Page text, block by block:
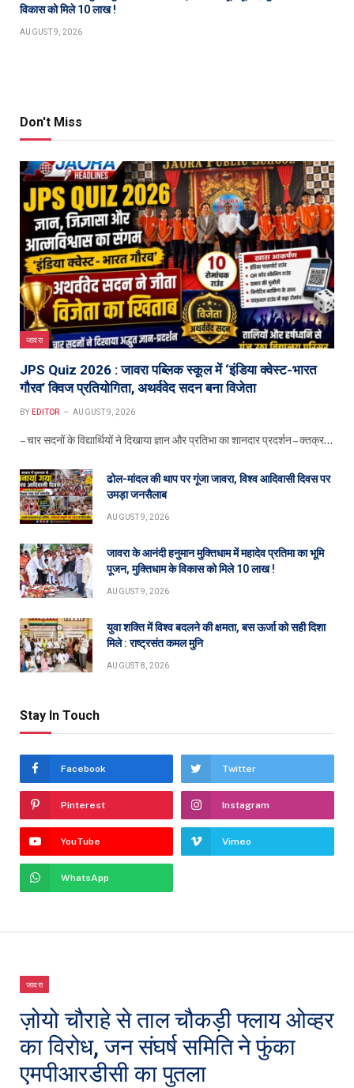
विकास को मिले 10 लाख !
AUGUST 9, 2026
Don't Miss
जावरा
JPS Quiz 2026 : जावरा पब्लिक स्कूल में ‘इंडिया क्वेस्ट-भारत
गौरव’ क्विज प्रतियोगिता, अथर्ववेद सदन बना विजेता
BY EDITOR AUGUST 9, 2026
– चार सदनों के विद्यार्थियों ने दिखाया ज्ञान और प्रतिभा का शानदार प्रदर्शन – क्तक्र…
ढोल-मांदल की थाप पर गूंजा जावरा, विश्व आदिवासी दिवस पर
उमड़ा जनसैलाब
AUGUST 9, 2026
जावरा के आनंदी हनुमान मुक्तिधाम में महादेव प्रतिमा का भूमि
पूजन, मुक्तिधाम के विकास को मिले 10 लाख !
AUGUST 9, 2026
युवा शक्ति में विश्व बदलने की क्षमता, बस ऊर्जा को सही दिशा
मिले : राष्ट्रसंत कमल मुनि
AUGUST 8, 2026
Stay In Touch
Facebook Twitter
Pinterest Instagram
YouTube Vimeo
WhatsApp
जावरा
ज़ोयो चौराहे से ताल चौकड़ी फ्लाय ओव्हर
का विरोध, जन संघर्ष समिति ने फुंका
एमपीआरडीसी का पुतला